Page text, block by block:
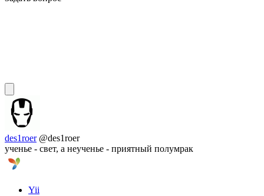
des1roer @des1roer
ученье - свет, а неученье - приятный полумрак
Yii